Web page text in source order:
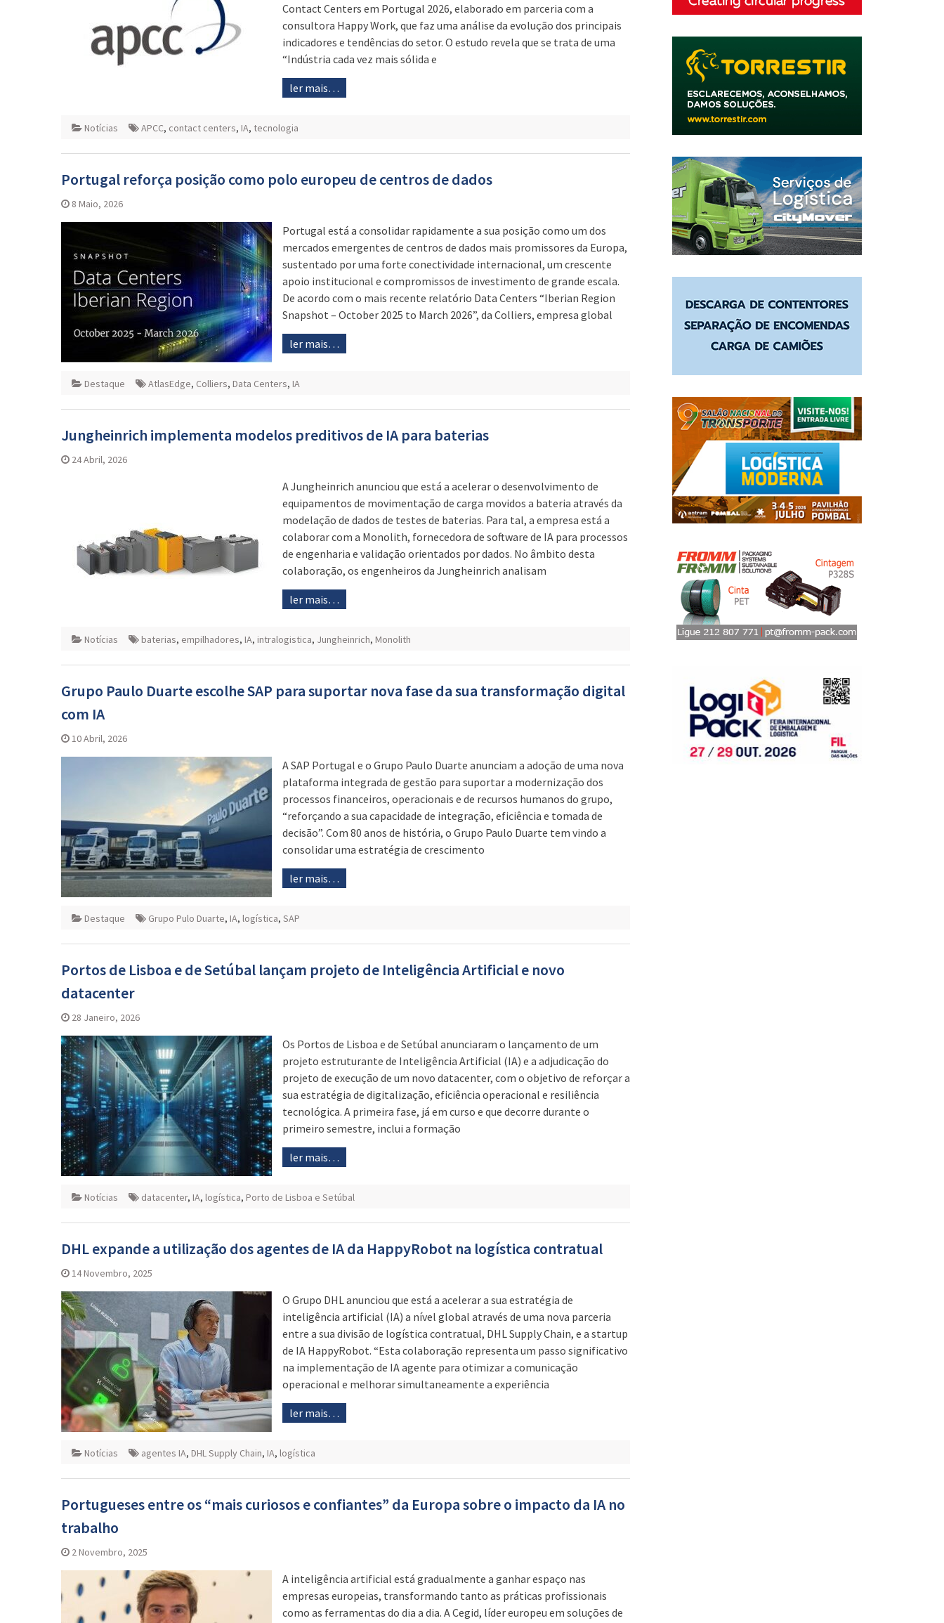
Contact Centers em Portugal 2026, elaborado em parceria com a
consultora Happy Work, que faz uma análise da evolução dos principais
indicadores e tendências do setor. O estudo revela que se trata de uma
“Indústria cada vez mais sólida e
ler mais…
Notícias APCC, contact centers, IA, tecnologia
Portugal reforça posição como polo europeu de centros de dados
8 Maio, 2026
Portugal está a consolidar rapidamente a sua posição como um dos
mercados emergentes de centros de dados mais promissores da Europa,
sustentado por uma forte conectividade internacional, um crescente
apoio institucional e compromissos de investimento de grande escala.
De acordo com o mais recente relatório Data Centers “Iberian Region
Snapshot – October 2025 to March 2026”, da Colliers, empresa global
ler mais…
Destaque AtlasEdge, Colliers, Data Centers, IA
Jungheinrich implementa modelos preditivos de IA para baterias
24 Abril, 2026
A Jungheinrich anunciou que está a acelerar o desenvolvimento de
equipamentos de movimentação de carga movidos a bateria através da
modelação de dados de testes de baterias. Para tal, a empresa está a
colaborar com a Monolith, fornecedora de software de IA para processos
de engenharia e validação orientados por dados. No âmbito desta
colaboração, os engenheiros da Jungheinrich analisam
ler mais…
Notícias baterias, empilhadores, IA, intralogistica, Jungheinrich, Monolith
Grupo Paulo Duarte escolhe SAP para suportar nova fase da sua transformação digital
com IA
10 Abril, 2026
A SAP Portugal e o Grupo Paulo Duarte anunciam a adoção de uma nova
plataforma integrada de gestão para suportar a modernização dos
processos financeiros, operacionais e de recursos humanos do grupo,
“reforçando a sua capacidade de integração, eficiência e tomada de
decisão”. Com 80 anos de história, o Grupo Paulo Duarte tem vindo a
consolidar uma estratégia de crescimento
ler mais…
Destaque Grupo Pulo Duarte, IA, logística, SAP
Portos de Lisboa e de Setúbal lançam projeto de Inteligência Artificial e novo
datacenter
28 Janeiro, 2026
Os Portos de Lisboa e de Setúbal anunciaram o lançamento de um
projeto estruturante de Inteligência Artificial (IA) e a adjudicação do
projeto de execução de um novo datacenter, com o objetivo de reforçar a
sua estratégia de digitalização, eficiência operacional e resiliência
tecnológica. A primeira fase, já em curso e que decorre durante o
primeiro semestre, inclui a formação
ler mais…
Notícias datacenter, IA, logística, Porto de Lisboa e Setúbal
DHL expande a utilização dos agentes de IA da HappyRobot na logística contratual
14 Novembro, 2025
O Grupo DHL anunciou que está a acelerar a sua estratégia de
inteligência artificial (IA) a nível global através de uma nova parceria
entre a sua divisão de logística contratual, DHL Supply Chain, e a startup
de IA HappyRobot. “Esta colaboração representa um passo significativo
na implementação de IA agente para otimizar a comunicação
operacional e melhorar simultaneamente a experiência
ler mais…
Notícias agentes IA, DHL Supply Chain, IA, logística
Portugueses entre os “mais curiosos e confiantes” da Europa sobre o impacto da IA no
trabalho
2 Novembro, 2025
A inteligência artificial está gradualmente a ganhar espaço nas
empresas europeias, transformando tanto as práticas profissionais
como as ferramentas do dia a dia. A Cegid, líder europeu em soluções de